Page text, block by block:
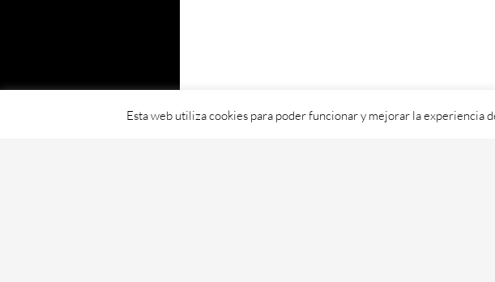
Esta web utiliza cookies para poder funcionar y mejorar la experiencia